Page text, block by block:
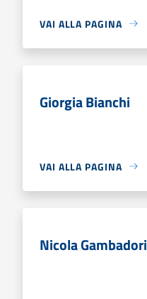
VAI ALLA PAGINA
Giorgia Bianchi
VAI ALLA PAGINA
Nicola Gambadori